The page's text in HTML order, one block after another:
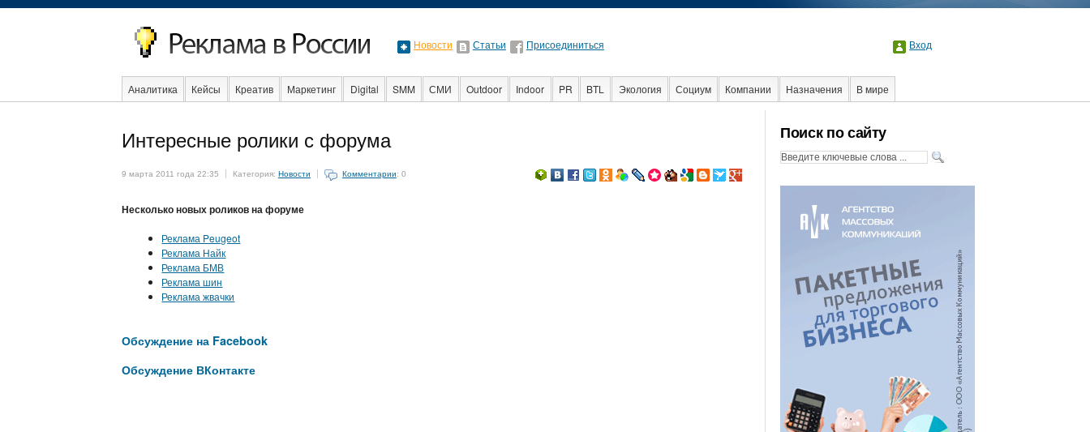
Новости Статьи Присоединиться Вход
Аналитика Кейсы Креатив Маркетинг Digital SMM СМИ Outdoor Indoor PR BTL Экология Социум Компании Назначения
В мире
Поиск по сайту
Интересные ролики с форума
9 марта 2011 года 22:35 Категория: Новости Комментарии: 0
Несколько новых роликов на форуме
Реклама Peugeot
Реклама Найк
Реклама БМВ
Реклама шин
Реклама жвачки
Обсуждение на Facebook
Обсуждение ВКонтакте